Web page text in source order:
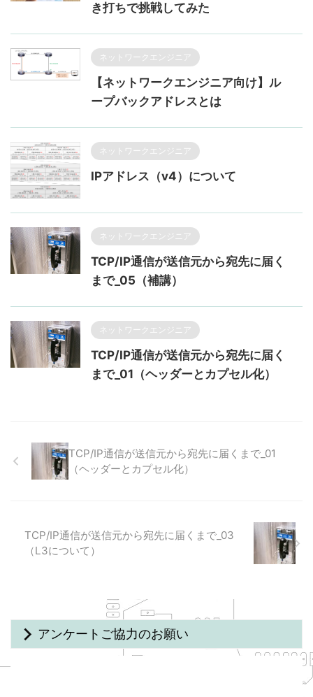
き打ちで挑戦してみた
ネットワークエンジニア
【ネットワークエンジニア向け】ル
ープバックアドレスとは
ネットワークエンジニア
IPアドレス（v4）について
ネットワークエンジニア
TCP/IP通信が送信元から宛先に届く
まで_05（補講）
ネットワークエンジニア
TCP/IP通信が送信元から宛先に届く
まで_01（ヘッダーとカプセル化）
TCP/IP通信が送信元から宛先に届くまで_01
（ヘッダーとカプセル化）
TCP/IP通信が送信元から宛先に届くまで_03
（L3について）
アンケートご協力のお願い